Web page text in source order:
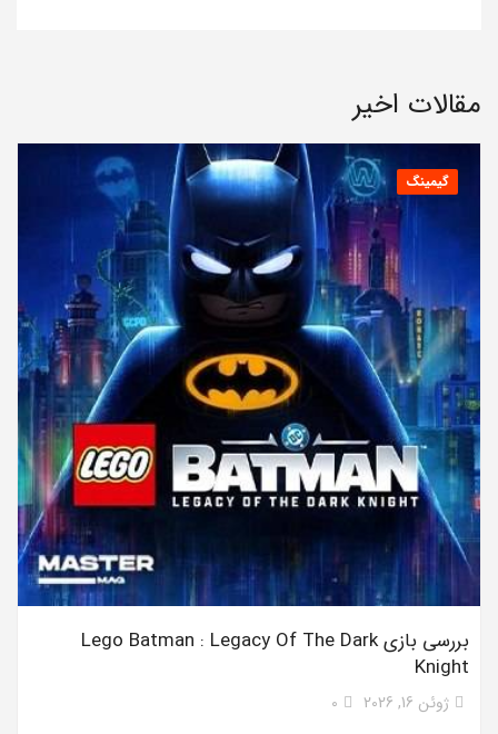
مقالات اخیر
گیمینگ
بررسی بازی Lego Batman : Legacy Of The Dark
Knight
ژوئن 16, 2026 0